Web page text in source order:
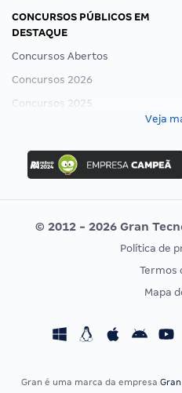
CONCURSOS PÚBLICOS EM
DESTAQUE
Concursos Abertos
Concursos 2026
Concursos 2025
Concurso Ibama
Concurso MPU
Editais publicados
CONCURSOS POR PROFISSÃO
Concursos Fiscais
Veja
© 2012 - 2026 Gran
Política de
Termos
Mapa
Gran é uma marca da empresa